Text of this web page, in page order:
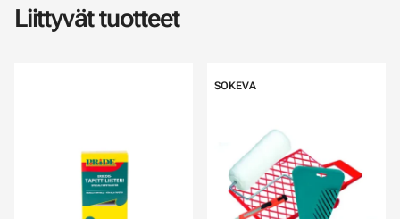
Liittyvät tuotteet
SOKEVA